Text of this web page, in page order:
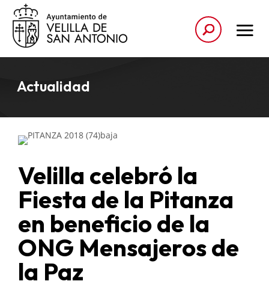
Actualidad
Velilla celebró la
Fiesta de la Pitanza
en beneficio de la
ONG Mensajeros de
la Paz